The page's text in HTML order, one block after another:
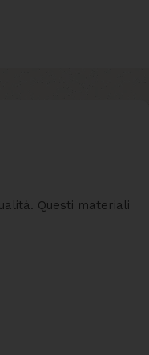
Questi materiali